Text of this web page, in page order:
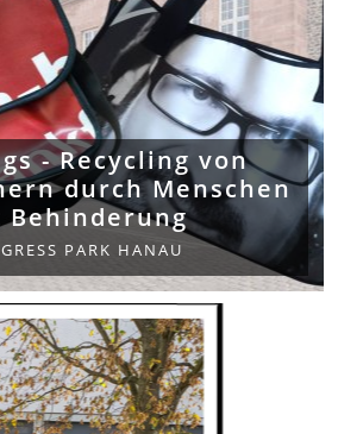
- Recycling von
durch Menschen
Behinderung
PARK HANAU